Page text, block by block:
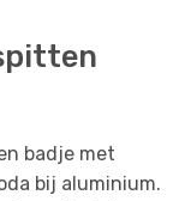
badje met
bij aluminium.